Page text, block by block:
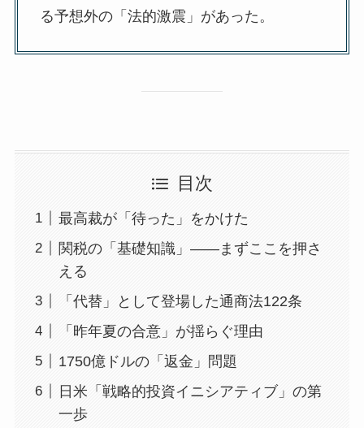
る予想外の「法的激震」があった。
目次
最高裁が「待った」をかけた
関税の「基礎知識」——まずここを押さ
える
「代替」として登場した通商法122条
「昨年夏の合意」が揺らぐ理由
1750億ドルの「返金」問題
日米「戦略的投資イニシアティブ」の第
一歩